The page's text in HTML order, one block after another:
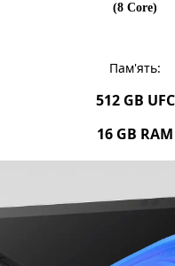
(8 Core)
Пам'ять:
512 GB UFC
16 GB RAM